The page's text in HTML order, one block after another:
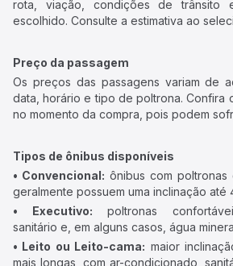
rota, viação, condições de
escolhido. Consulte a estimativa ao
Preço da passagem
Os preços das passagens variam de
data, horário e tipo de poltrona. Confira
no momento da compra, pois podem
Tipos de ônibus disponíveis
• Convencional: ônibus com
geralmente possuem uma inclinação até
• Executivo: poltronas
sanitário e, em alguns casos, água
• Leito ou Leito-cama: maior
mais longas, com ar-condicionado,